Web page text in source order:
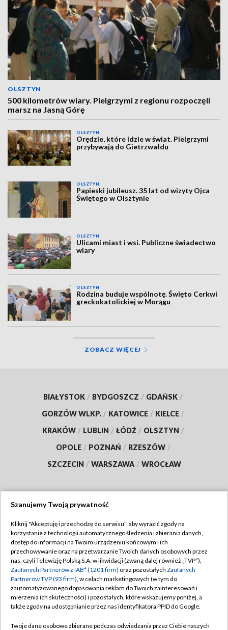
OLSZTYN
500 kilometrów wiary. Pielgrzymi z regionu rozpoczęli
marsz na Jasną Górę
OLSZTYN
Orędzie, które idzie w świat. Pielgrzymi
przybywają do Gietrzwałdu
OLSZTYN
Papieski jubileusz. 35 lat od wizyty Ojca
Świętego w Olsztynie
OLSZTYN
Ulicami miast i wsi. Publiczne świadectwo
wiary
OLSZTYN
Rodzina buduje wspólnotę. Święto Cerkwi
greckokatolickiej w Morągu
ZOBACZ WIĘCEJ
BIAŁYSTOK / BYDGOSZCZ / GDAŃSK /
GORZÓW WLKP. / KATOWICE / KIELCE /
KRAKÓW / LUBLIN / ŁÓDŹ / OLSZTYN /
OPOLE / POZNAŃ / RZESZÓW /
SZCZECIN / WARSZAWA / WROCŁAW
TVP
Abonament TVP
Emisja w TVP
Centrum informacji TVP
Naziemna Telewizja Cyfrowa
Regulamin TVP
Polityka prywatności
Moje zgody
Pomoc
Szanujemy Twoją prywatność
Kliknij "Akceptuję i przechodzę do serwisu", aby wyrazić zgody na
korzystanie z technologii automatycznego śledzenia i zbierania danych,
dostęp do informacji na Twoim urządzeniu końcowym i ich
przechowywanie oraz na przetwarzanie Twoich danych osobowych przez
nas, czyli Telewizję Polską S.A. w likwidacji (zwaną dalej również „TVP”),
Zaufanych Partnerów z IAB* (1201 firm) oraz pozostałych Zaufanych
Partnerów TVP (93 firm), w celach marketingowych (w tym do
zautomatyzowanego dopasowania reklam do Twoich zainteresowań i
mierzenia ich skuteczności) i pozostałych, które wskazujemy poniżej, a
także zgody na udostępnianie przez nas identyfikatora PPID do Google.
Twoje dane osobowe zbierane podczas odwiedzania przez Ciebie naszych